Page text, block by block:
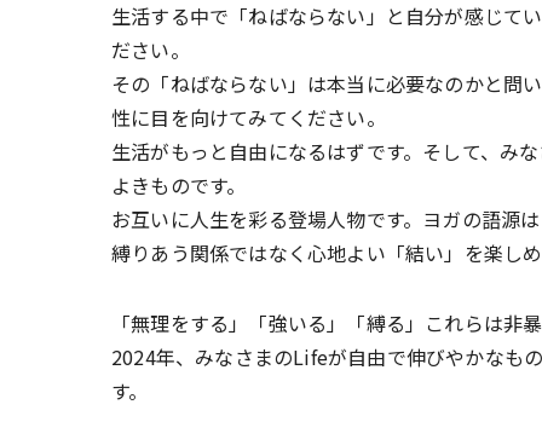
生活する中で「ねばならない」と自分が感じて
ださい。
その「ねばならない」は本当に必要なのかと問
性に目を向けてみてください。
生活がもっと自由になるはずです。そして、み
よきものです。
お互いに人生を彩る登場人物です。ヨガの語源は
縛りあう関係ではなく心地よい「結い」を楽し
「無理をする」「強いる」「縛る」これらは非
2024年、みなさまのLifeが自由で伸びやかなも
す。